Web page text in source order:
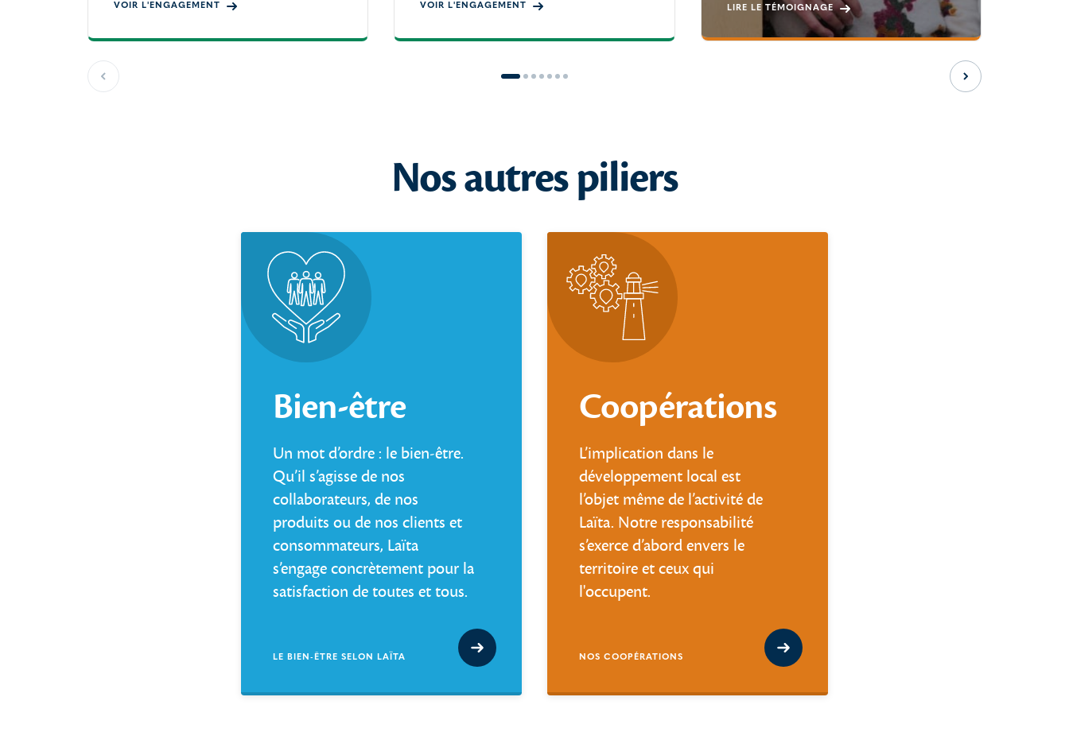
VOIR L'ENGAGEMENT VOIR L'ENGAGEMENT LIRE LE TÉMOIGNAGE
Slide précédente Slide suivante
Nos autres piliers
Bien-être
Un mot d’ordre : le bien-être.
Qu’il s’agisse de nos
collaborateurs, de nos
produits ou de nos clients et
consommateurs, Laïta
s’engage concrètement pour la
satisfaction de toutes et tous.
LE BIEN-ÊTRE SELON LAÏTA
Coopérations
L’implication dans le
développement local est
l’objet même de l’activité de
Laïta. Notre responsabilité
s’exerce d’abord envers le
territoire et ceux qui
l'occupent.
NOS COOPÉRATIONS